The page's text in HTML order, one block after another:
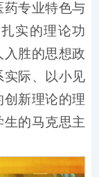
药专业特色与
实的理论功
入胜的思想政
实际、以小见
新理论的理
的马克思主